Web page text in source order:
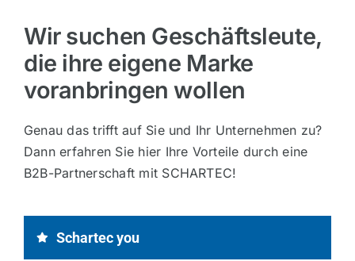
Torantriebe
Rolladenmotoren
Handsender
Markisen
Wir suchen Geschäftsleute,
die ihre eigene Marke
voranbringen wollen
Genau das trifft auf Sie und Ihr Unternehmen zu?
Dann erfahren Sie hier Ihre Vorteile durch eine
B2B-Partnerschaft mit SCHARTEC!
Schartec you